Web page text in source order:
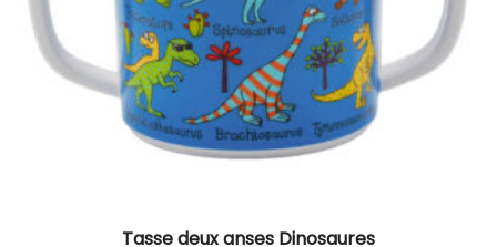
Tasse deux anses Dinosaures